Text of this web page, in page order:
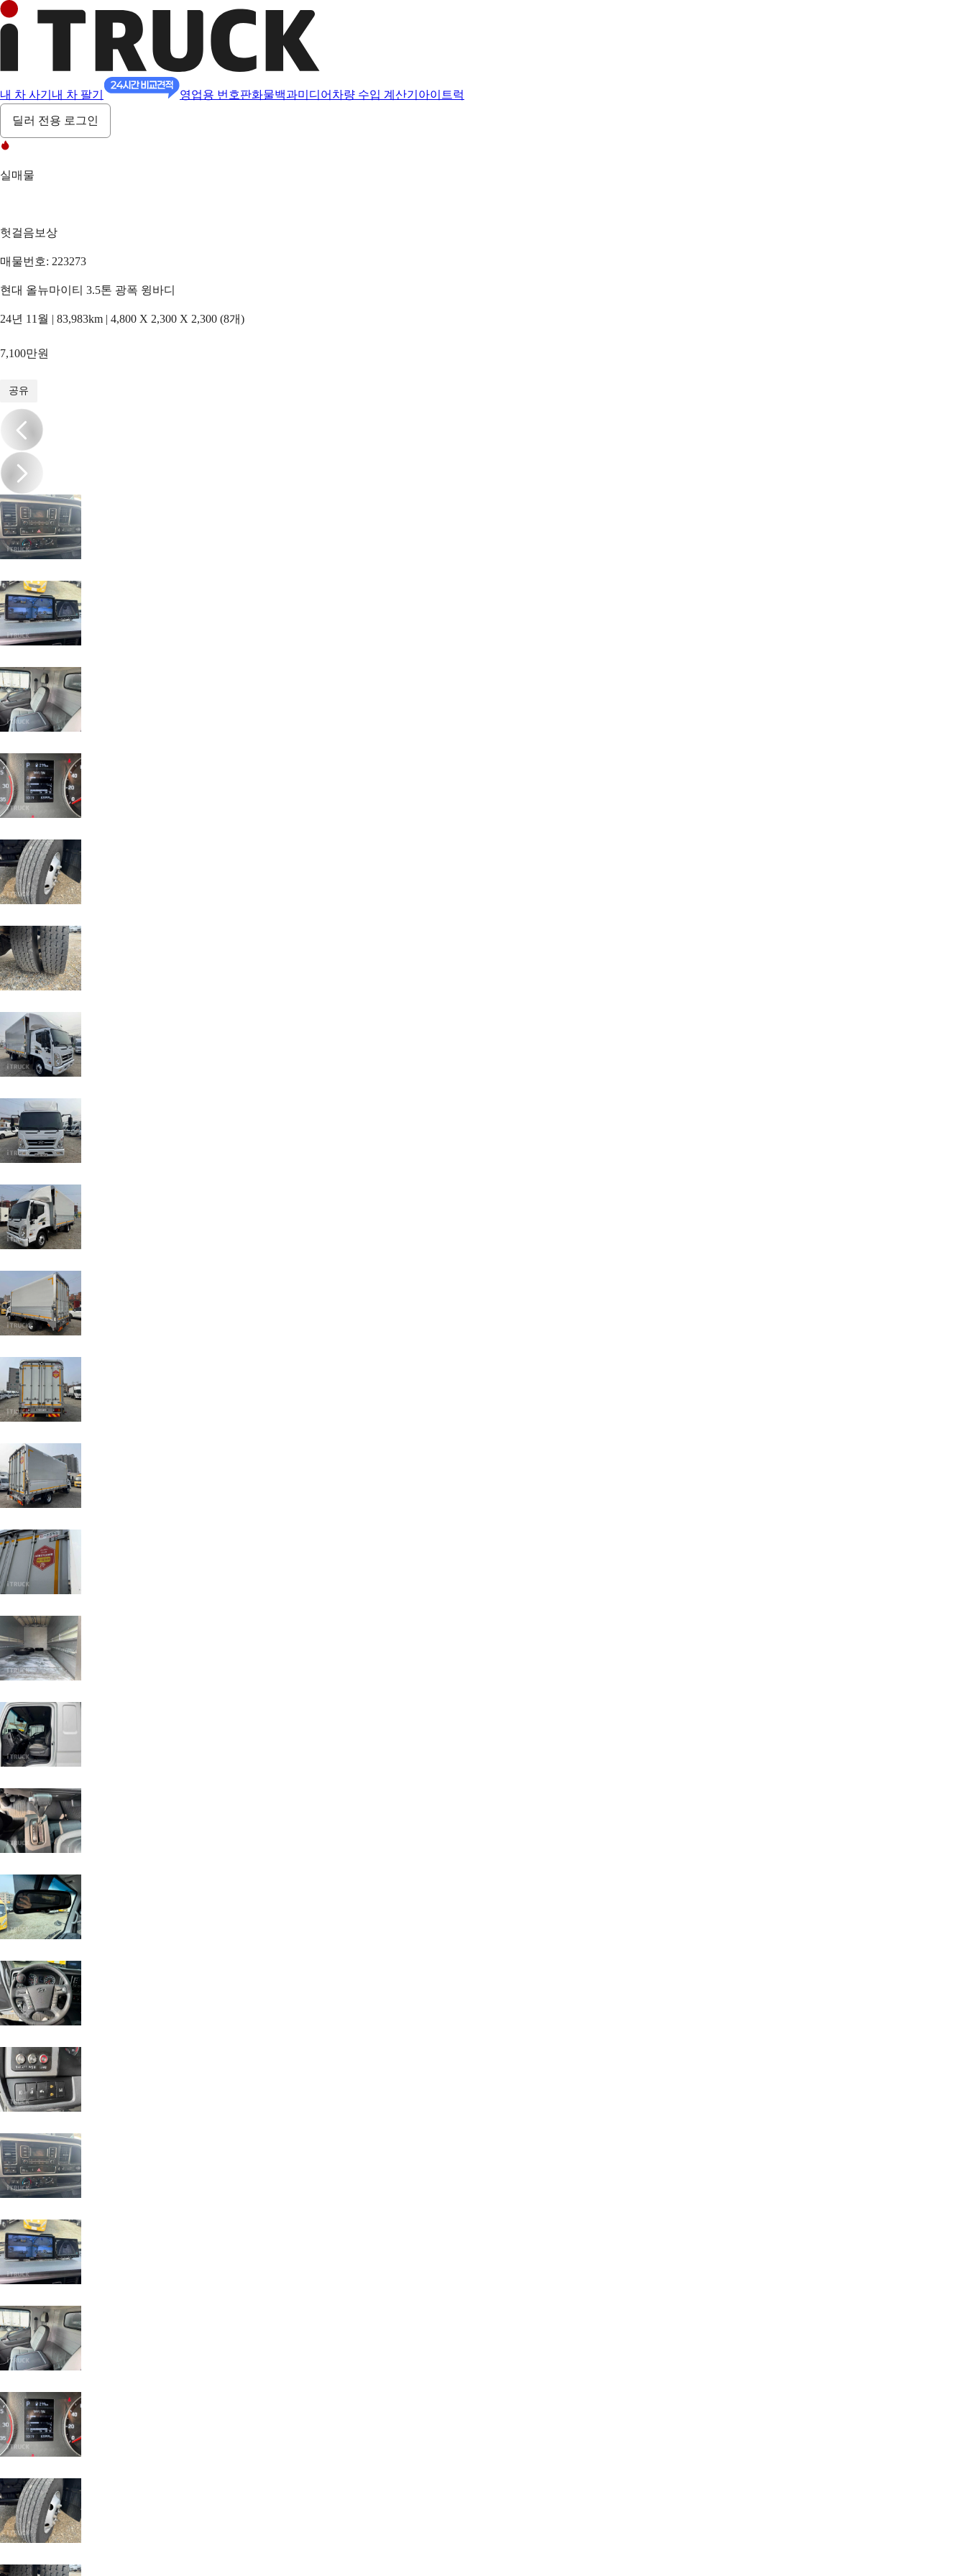
내 차 사기 내 차 팔기 영업용 번호판화물백과미디어 차량 수입 계산기 아이트럭
딜러 전용 로그인
실매물
헛걸음보상
매물번호: 223273
현대 올뉴마이티 3.5톤 광폭 윙바디
24년 11월 | 83,983km | 4,800 X 2,300 X 2,300 (8개)
7,100만원
공유
/19